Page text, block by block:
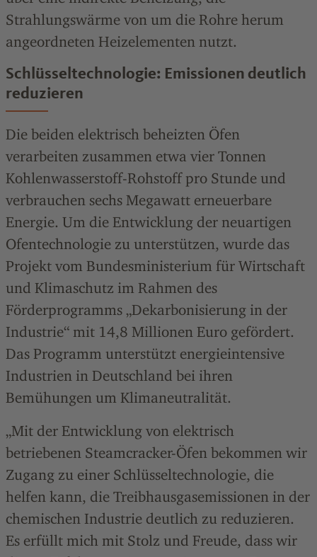
Strahlungswärme von um die Rohre herum
angeordneten Heizelementen nutzt.
Schlüsseltechnologie: Emissionen deutlich
reduzieren
Die beiden elektrisch beheizten Öfen
verarbeiten zusammen etwa vier Tonnen
Kohlenwasserstoff-Rohstoff pro Stunde und
verbrauchen sechs Megawatt erneuerbare
Energie. Um die Entwicklung der neuartigen
Ofentechnologie zu unterstützen, wurde das
Projekt vom Bundesministerium für Wirtschaft
und Klimaschutz im Rahmen des
Förderprogramms „Dekarbonisierung in der
Industrie“ mit 14,8 Millionen Euro gefördert.
Das Programm unterstützt energieintensive
Industrien in Deutschland bei ihren
Bemühungen um Klimaneutralität.
„Mit der Entwicklung von elektrisch
betriebenen Steamcracker-Öfen bekommen wir
Zugang zu einer Schlüsseltechnologie, die
helfen kann, die Treibhausgasemissionen in der
chemischen Industrie deutlich zu reduzieren.
Es erfüllt mich mit Stolz und Freude, dass wir